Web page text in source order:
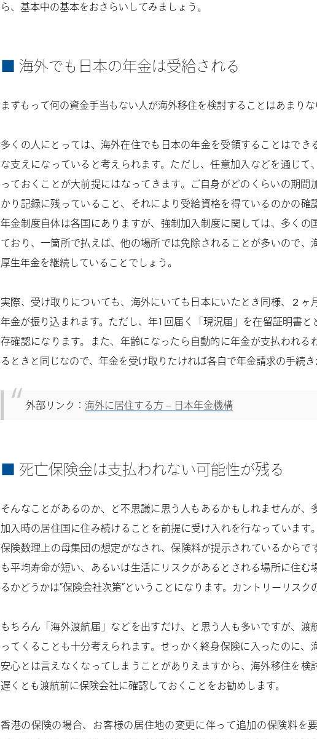
ら、基本中の基本をおさらいしてみましょう。
海外でも日本の年金は受給される
まずもって何の資金手当もない人が海外移住を検討することはあまりな
多くの人にとっては、海外在住でも日本の年金を受領することはでき
な支えになっていると考えられます。ただし、任意加入などを通じて
っておくことが大前提にはなってきます。ご自身がどのくらいの期間
かり記録に残っていること、それにより受給資格を得ているのかの確
年金制度自体は各国にありますが、強制加入制度に関しては、多くの
ており、一箇所で払えば、他の場所では免除されることが多いので、
厚生年金を継続していることでしょう。
実際、受け取りについても、海外にいても日本にいたとき同様、２ヶ
年金が振り込まれます。ただし、年1回届く「現況届」を在留証明書と
存確認になります。また、年齢になったら自動的に年金が支払われる
るときと同じなので、年金を受け取りたければ各自で年金請求の手続き
外部リンク： 海外に居住する方 – 日本年金機構
死亡保険金は支払われない可能性が残る
そんなことがあるのか、と不思議に思う人もあるかもしれませんが、
加入時の居住国に住み続けることを前提に受け入れを行なっています
保険数理上の母集団の想定がなされ、保険料が提示されているからで
も平均寿命が短い、あるいは生活にリスクがあるとされる場所に住む
るかどうかは”保険会社次第”ということになります。カントリーリスク
もちろん「海外渡航届」などを出すだけ、と思う人も多いですが、渡
ってくることも十分考えられます。せっかく終身保険に入ったのに、
安心とは言えなくなってしまうことがありえますから、海外移住を検
遅くとも渡航前に保険会社に確認しておくことをお勧めします。
香港の保険の場合、お客様の居住地の変更に伴って追加の保険料を